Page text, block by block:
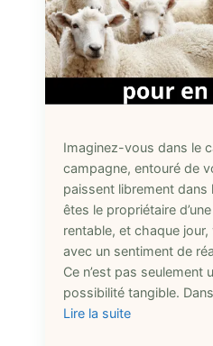
Imaginez-vous dans le
campagne, entouré de
paissent librement dans
êtes le propriétaire
rentable, et chaque
avec un sentiment de
Ce n’est pas seulement
possibilité tangible.
Lire la suite